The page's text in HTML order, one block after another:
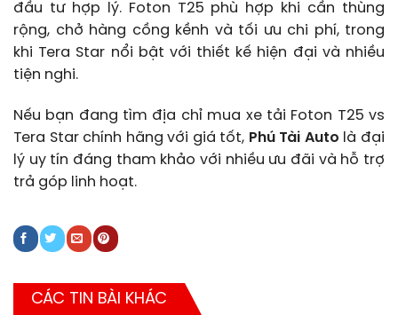
đầu tư hợp lý. Foton T25 phù hợp khi cần thùng
rộng, chở hàng cồng kềnh và tối ưu chi phí, trong
khi Tera Star nổi bật với thiết kế hiện đại và nhiều
tiện nghi.
Nếu bạn đang tìm địa chỉ mua xe tải Foton T25 vs
Tera Star chính hãng với giá tốt, Phú Tài Auto là đại
lý uy tín đáng tham khảo với nhiều ưu đãi và hỗ trợ
trả góp linh hoạt.
CÁC TIN BÀI KHÁC